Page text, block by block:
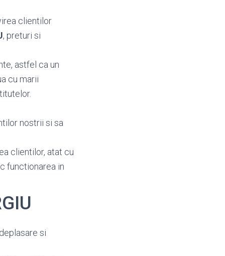
clientilor
, preturi si
astfel ca un
cu marii
nostrii si sa
clientilor, atat cu
functionarea in
si